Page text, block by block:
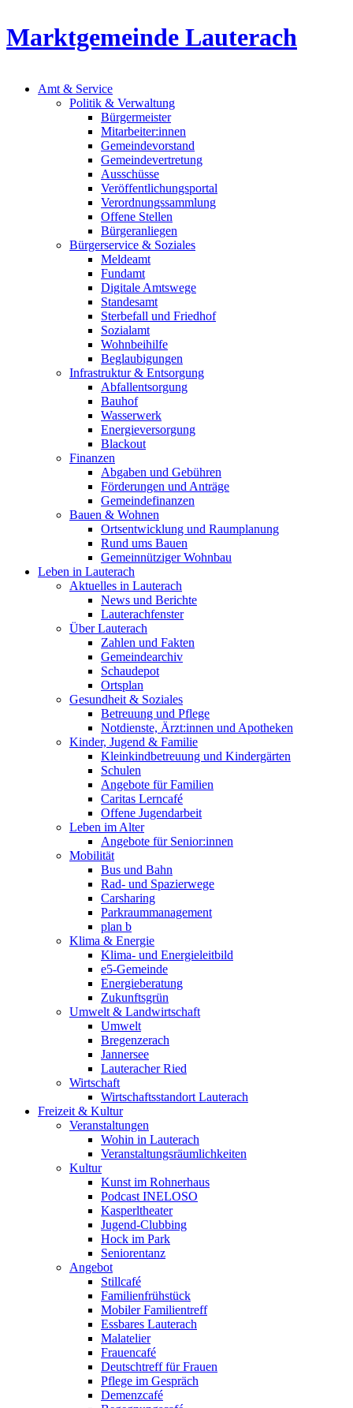
Marktgemeinde Lauterach
Amt & Service
Politik & Verwaltung
Bürgermeister
Mitarbeiter:innen
Gemeindevorstand
Gemeindevertretung
Ausschüsse
Veröffentlichungsportal
Verordnungssammlung
Offene Stellen
Bürgeranliegen
Bürgerservice & Soziales
Meldeamt
Fundamt
Digitale Amtswege
Standesamt
Sterbefall und Friedhof
Sozialamt
Wohnbeihilfe
Beglaubigungen
Infrastruktur & Entsorgung
Abfallentsorgung
Bauhof
Wasserwerk
Energieversorgung
Blackout
Finanzen
Abgaben und Gebühren
Förderungen und Anträge
Gemeindefinanzen
Bauen & Wohnen
Ortsentwicklung und Raumplanung
Rund ums Bauen
Gemeinnütziger Wohnbau
Leben in Lauterach
Aktuelles in Lauterach
News und Berichte
Lauterachfenster
Über Lauterach
Zahlen und Fakten
Gemeindearchiv
Schaudepot
Ortsplan
Gesundheit & Soziales
Betreuung und Pflege
Notdienste, Ärzt:innen und Apotheken
Kinder, Jugend & Familie
Kleinkindbetreuung und Kindergärten
Schulen
Angebote für Familien
Caritas Lerncafé
Offene Jugendarbeit
Leben im Alter
Angebote für Senior:innen
Mobilität
Bus und Bahn
Rad- und Spazierwege
Carsharing
Parkraummanagement
plan b
Klima & Energie
Klima- und Energieleitbild
e5-Gemeinde
Energieberatung
Zukunftsgrün
Umwelt & Landwirtschaft
Umwelt
Bregenzerach
Jannersee
Lauteracher Ried
Wirtschaft
Wirtschaftsstandort Lauterach
Freizeit & Kultur
Veranstaltungen
Wohin in Lauterach
Veranstaltungsräumlichkeiten
Kultur
Kunst im Rohnerhaus
Podcast INELOSO
Kasperltheater
Jugend-Clubbing
Hock im Park
Seniorentanz
Angebot
Stillcafé
Familienfrühstück
Mobiler Familientreff
Essbares Lauterach
Malatelier
Frauencafé
Deutschtreff für Frauen
Pflege im Gespräch
Demenzcafé